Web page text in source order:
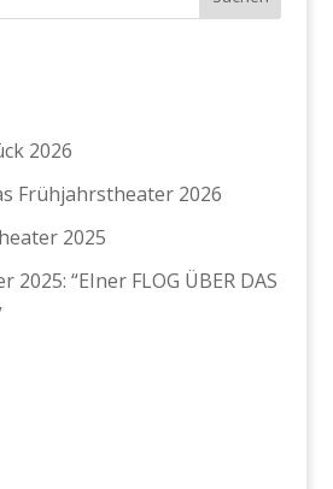
2026
Frühjahrstheater 2026
2025
“EIner FLOG ÜBER DAS